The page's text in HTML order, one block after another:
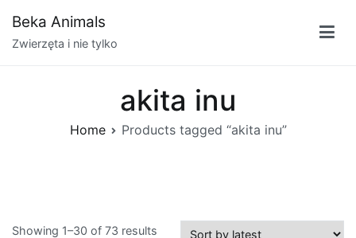
do
treści
Beka Animals
Zwierzęta i nie tylko
akita inu
Home Products tagged “akita inu”
Showing 1–30 of 73 results